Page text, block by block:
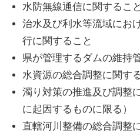
水防無線通信に関すること
治水及び利水等流域にお
行に関すること
県が管理するダムの維持
水資源の総合調整に関す
濁り対策の推進及び調整
に起因するものに限る）
直轄河川整備の総合調整